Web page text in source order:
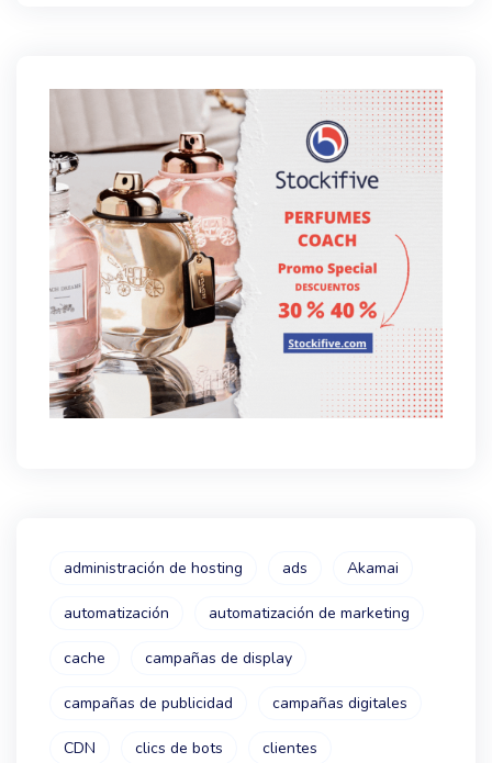
administración de hosting ads Akamai
automatización automatización de marketing
cache campañas de display
campañas de publicidad campañas digitales
CDN clics de bots clientes